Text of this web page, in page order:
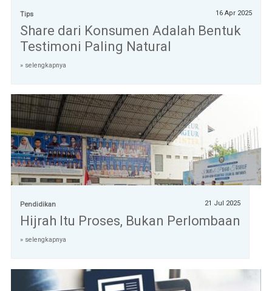
Tips 16 Apr 2025
Share dari Konsumen Adalah Bentuk
Testimoni Paling Natural
» selengkapnya
Pendidikan 21 Jul 2025
Hijrah Itu Proses, Bukan Perlombaan
» selengkapnya